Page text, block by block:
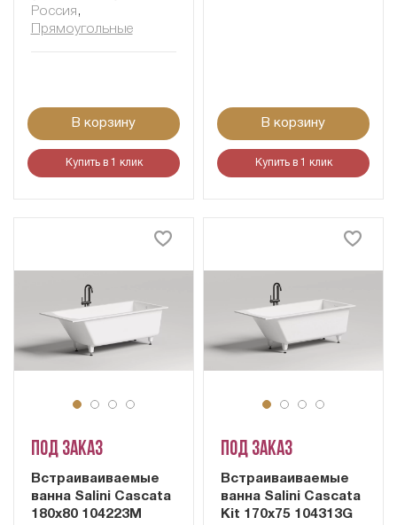
Россия ,
Прямоугольные
В корзину
Купить в 1 клик
В корзину
Купить в 1 клик
Под заказ
Встраиваиваемые
ванна Salini Cascata
180x80 104223M
Под заказ
Встраиваиваемые
ванна Salini Cascata
Kit 170x75 104313G